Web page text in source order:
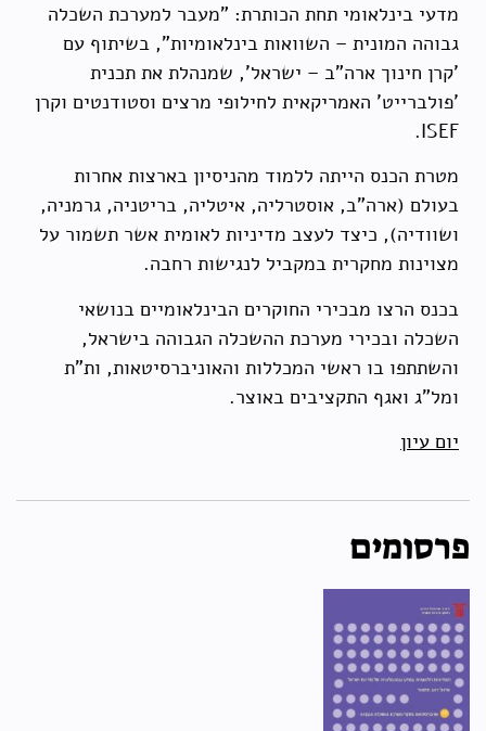
מדעי בינלאומי תחת הכותרת: "מעבר למערכת השכלה
גבוהה המונית – השוואות בינלאומיות", בשיתוף עם
'קרן חינוך ארה"ב – ישראל', שמנהלת את תכנית
'פולברייט' האמריקאית לחילופי מרצים וסטודנטים וקרן
ISEF.
מטרת הכנס הייתה ללמוד מהניסיון בארצות אחרות
בעולם (ארה"ב, אוסטרליה, איטליה, בריטניה, גרמניה,
ושוודיה), כיצד לעצב מדיניות לאומית אשר תשמור על
מצוינות מחקרית במקביל לנגישות רחבה.
בכנס הרצו מבכירי החוקרים הבינלאומיים בנושאי
השכלה ובכירי מערכת ההשכלה הגבוהה בישראל,
והשתתפו בו ראשי המכללות והאוניברסיטאות, ות"ת
ומל"ג ואגף התקציבים באוצר.
יום עיון
פרסומים